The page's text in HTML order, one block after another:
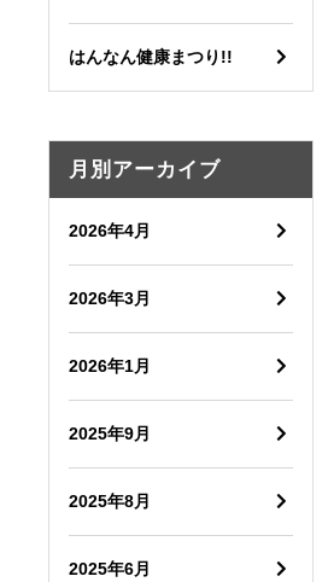
はんなん健康まつり!!
月別アーカイブ
2026年4月
2026年3月
2026年1月
2025年9月
2025年8月
2025年6月